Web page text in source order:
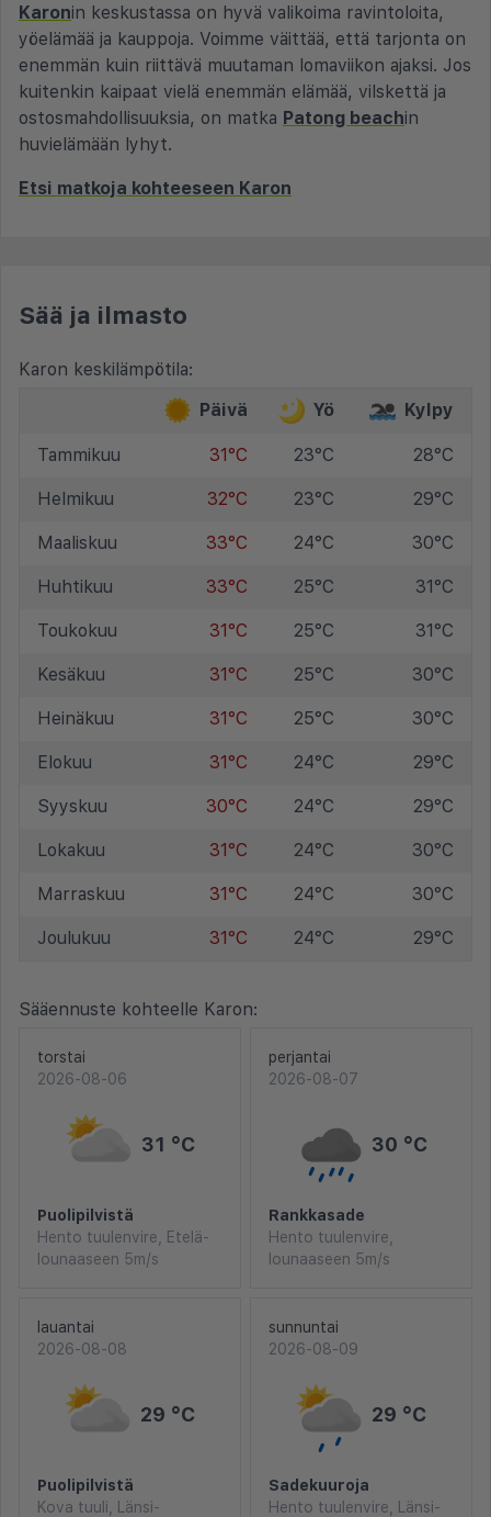
Karonin keskustassa on hyvä valikoima ravintoloita,
yöelämää ja kauppoja. Voimme väittää, että tarjonta on
enemmän kuin riittävä muutaman lomaviikon ajaksi. Jos
kuitenkin kaipaat vielä enemmän elämää, vilskettä ja
ostosmahdollisuuksia, on matka Patong beachin
huvielämään lyhyt.
Etsi matkoja kohteeseen Karon
Sää ja ilmasto
Karon keskilämpötila:
Päivä
Yö Kylpy
Tammikuu 31°C 23°C 28°C
Helmikuu 32°C 23°C 29°C
Maaliskuu 33°C 24°C 30°C
Huhtikuu 33°C 25°C 31°C
Toukokuu 31°C 25°C 31°C
Kesäkuu 31°C 25°C 30°C
Heinäkuu 31°C 25°C 30°C
Elokuu 31°C 24°C 29°C
Syyskuu 30°C 24°C 29°C
Lokakuu 31°C 24°C 30°C
Marraskuu 31°C 24°C 30°C
Joulukuu 31°C 24°C 29°C
Sääennuste kohteelle Karon:
torstai
2026-08-06
31 °C
Puolipilvistä
Hento tuulenvire, Etelä-
lounaaseen 5m/s
perjantai
2026-08-07
30 °C
Rankkasade
Hento tuulenvire,
lounaaseen 5m/s
lauantai
2026-08-08
29 °C
Puolipilvistä
Kova tuuli, Länsi-
sunnuntai
2026-08-09
29 °C
Sadekuuroja
Hento tuulenvire, Länsi-